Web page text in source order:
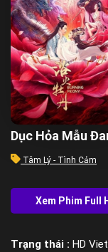
Dục Hỏa Mẫu
Tâm Lý - Tình Cảm
Trạng thái : HD